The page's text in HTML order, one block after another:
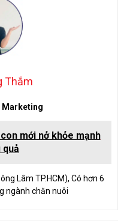
Thắm
Marketing
mới nở khỏe mạnh
quả
Lâm TP.HCM), Có hơn 6
ngành chăn nuôi